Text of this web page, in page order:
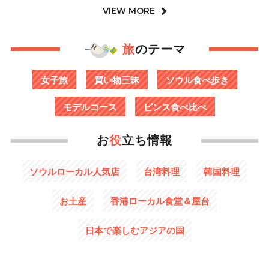
VIEW MORE
旅のテーマ
女子旅 買い物三昧 ソウル食べ歩き
モデルコース ピンス食べ比べ
お役立ち情報
ソウルローカル人気店 台湾料理 韓国料理
お土産 香港ローカル食堂＆屋台
日本で楽しむアジアの国